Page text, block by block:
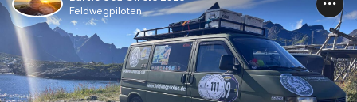
Feldwegpiloten